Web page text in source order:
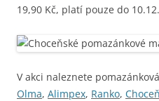
19,90 Kč, platí pouze do
V akci naleznete
Olma, Alimpex, Ranko,